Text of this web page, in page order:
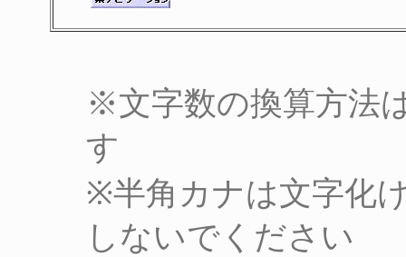
※文字数の換算方法
す
※半角カナは文字化
しないでください